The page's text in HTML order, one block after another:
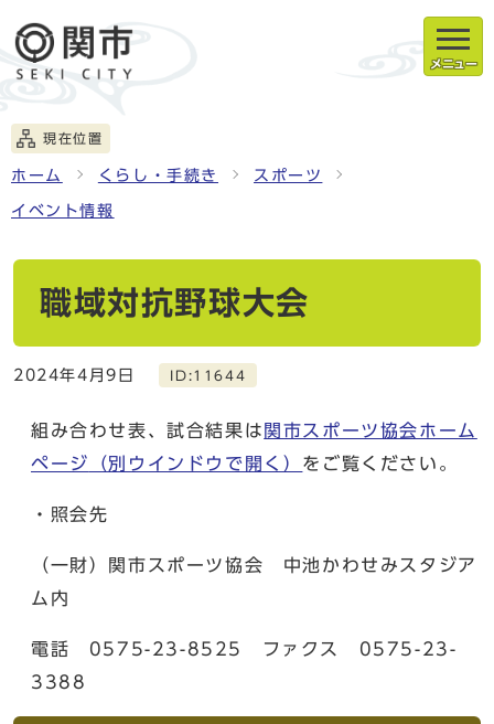
メニュー
現在位置
ホーム くらし・手続き スポーツ
イベント情報
職域対抗野球大会
2024年4月9日 ID:11644
組み合わせ表、試合結果は 関市スポーツ協会ホーム
ページ
（別ウインドウで開く） をご覧ください。
・照会先
（一財）関市スポーツ協会 中池かわせみスタジア
ム内
電話 0575-23-8525 ファクス 0575-23-
3388